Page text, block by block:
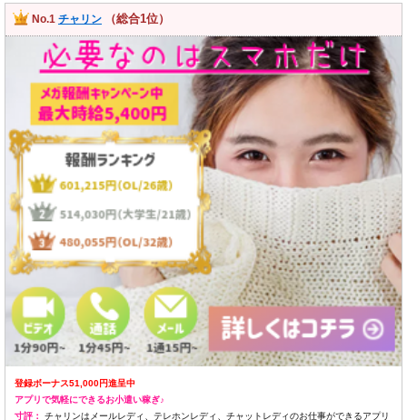
No.1 チャリン （総合1位）
登録ボーナス51,000円進呈中
アプリで気軽にできるお小遣い稼ぎ♪
寸評：
チャリンはメールレディ、テレホンレディ、チャットレディのお仕事ができるアプリ